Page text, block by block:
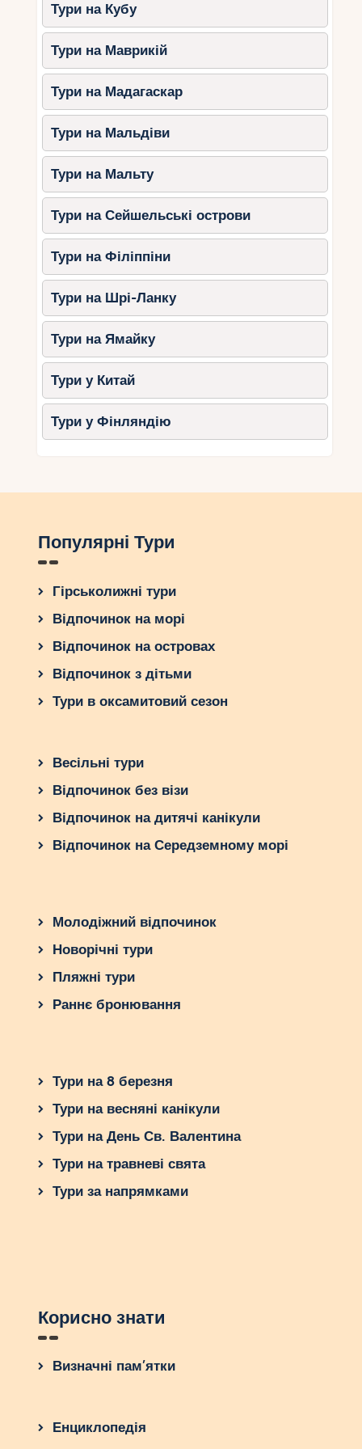
Чудові можливості для активного
відпочинку.
Насичена гастрономічна та
культурна програма.
Айя-Напа восени – це ідеальне поєднання
пляжного релаксу, активних розваг та яскравої
атмосфери курорту. Плануйте свій відпочинок
заздалегідь і насолоджуйтесь незабутньою
подорожжю в одному з найкращих куточків
Кіпру!
Тури на Кубу
Тури на Маврикій
Тури на Мадагаскар
Тури на Мальдіви
Тури на Мальту
Тури на Сейшельські острови
Тури на Філіппіни
Тури на Шрі-Ланку
Тури на Ямайку
Тури у Китай
Тури у Фінляндію
Популярні Тури
Гірськолижні тури
Відпочинок на морі
Відпочинок на островах
Відпочинок з дітьми
Тури в оксамитовий сезон
Весільні тури
Відпочинок без візи
Відпочинок на дитячі канікули
Відпочинок на Середземному морі
Молодіжний відпочинок
Новорічні тури
Пляжні тури
Раннє бронювання
Тури на 8 березня
Тури на весняні канікули
Тури на День Св. Валентина
Тури на травневі свята
Тури за напрямками
Корисно знати
Визначні пам’ятки
Енциклопедія